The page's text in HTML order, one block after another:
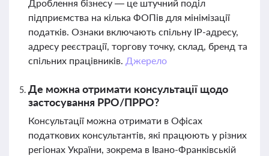
Дроблення бізнесу — це штучний поділ
підприємства на кілька ФОПів для мінімізації
податків. Ознаки включають спільну IP-адресу,
адресу реєстрації, торгову точку, склад, бренд та
спільних працівників. Джерело
Де можна отримати консультації щодо
застосування РРО/ПРРО?
Консультації можна отримати в Офісах
податкових консультантів, які працюють у різних
регіонах України, зокрема в Івано-Франківській